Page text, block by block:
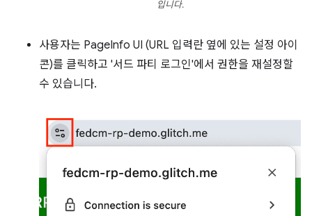
입니다.
사용자는 PageInfo UI (URL 입력란 옆에 있는 설정 아이
콘)를 클릭하고 '서드 파티 로그인'에서 권한을 재설정할
수 있습니다.